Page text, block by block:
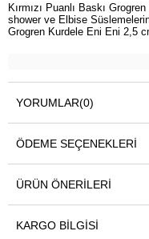
Kırmızı Puanlı Baskı
shower ve Elbise
Grogren Kurdele Eni Eni 2,5
YORUMLAR(0)
ÖDEME SEÇENEKLERI
ÜRÜN ÖNERILERI
KARGO BILGISI